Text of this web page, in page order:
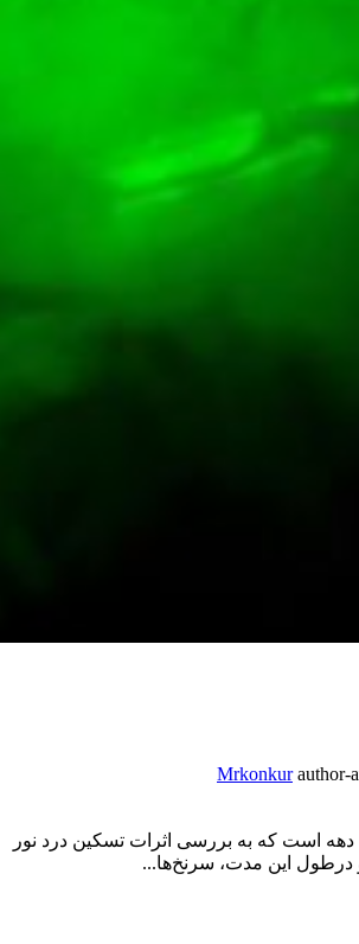
Mrkonkur
دهه است که به بررسی اثرات تسکین درد نور
این مدت، سرنخ‌ها...